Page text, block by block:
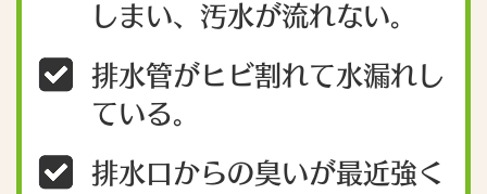
しまい、汚水が流れない。
排水管がヒビ割れて水漏れし
ている。
排水口からの臭いが最近強く